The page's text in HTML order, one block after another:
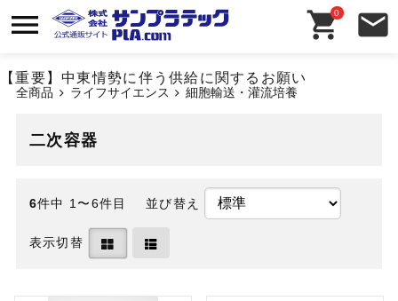
【重要】中東情勢に伴う供給に関するお願い
0
全商品 ライフサイエンス 細胞輸送・灌流培養
二次容器
6件中 1〜6件目 並び替え
表示切替